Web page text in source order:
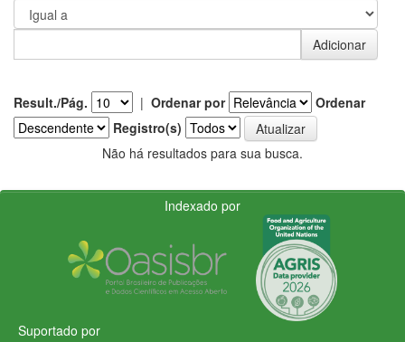
Result./Pág. | Ordenar por
Ordenar
Registro(s)
Não há resultados para sua busca.
Indexado por
Suportado por